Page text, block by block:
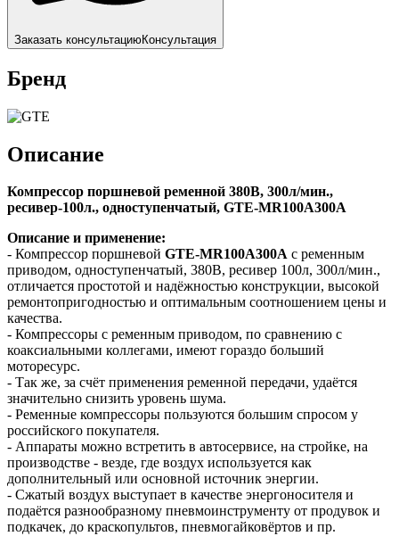
Заказать консультациюКонсультация
Бренд
Описание
Компрессор поршневой ременной 380В, 300л/мин.,
ресивер-100л., одноступенчатый, GTE-MR100A300A
Описание и применение:
- Компрессор поршневой GTE-MR100A300A с ременным
приводом, одноступенчатый, 380В, ресивер 100л, 300л/мин.,
отличается простотой и надёжностью конструкции, высокой
ремонтопригодностью и оптимальным соотношением цены и
качества.
- Компрессоры с ременным приводом, по сравнению с
коаксиальными коллегами, имеют гораздо больший
моторесурс.
- Так же, за счёт применения ременной передачи, удаётся
значительно снизить уровень шума.
- Ременные компрессоры пользуются большим спросом у
российского покупателя.
- Аппараты можно встретить в автосервисе, на стройке, на
производстве - везде, где воздух используется как
дополнительный или основной источник энергии.
- Сжатый воздух выступает в качестве энергоносителя и
подаётся разнообразному пневмоинструменту от продувок и
подкачек, до краскопультов, пневмогайковёртов и пр.